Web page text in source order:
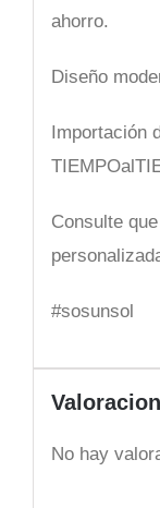
ahorro.
Diseño
Importación
Consulte
#sosunsol
No hay